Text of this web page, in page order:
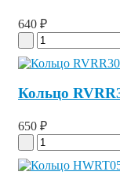
640 ₽
Кольцо
650 ₽